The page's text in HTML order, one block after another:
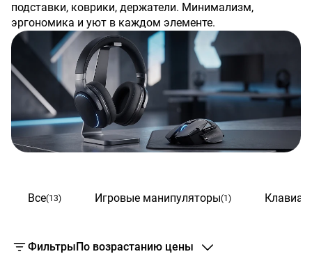
подставки, коврики, держатели. Минимализм,
эргономика и уют в каждом элементе.
Все(13) Игровые манипуляторы(1)
ФильтрыПо возрастанию цены